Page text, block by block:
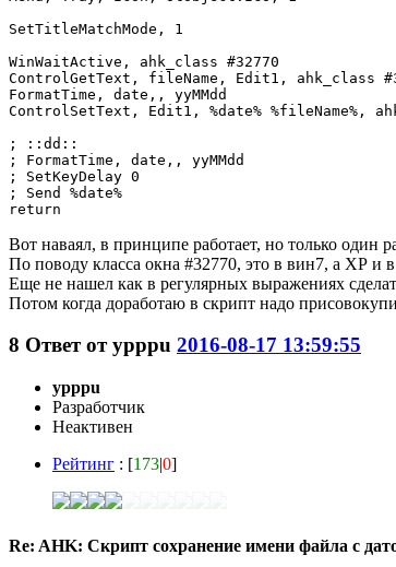
SetTitleMatchMode, 1
WinWaitActive, ahk_class #32770
ControlGetText, fileName, Edit1, ahk_class
FormatTime, date,, yyMMdd
ControlSetText, Edit1, %date% %fileName%,
; ::dd::
; FormatTime, date,, yyMMdd
; SetKeyDelay 0
; Send %date%
Вот наваял, в принципе работает, но только один
По поводу класса окна #32770, это в вин7, а ХР и
Еще не нашел как в регулярных выражениях
Потом когда доработаю в скрипт надо
8 Ответ отypppu 2016-08-17 13:59:55
ypppu
Разработчик
Неактивен
Рейтинг : [173|0]
Re: AHK: Скрипт сохранение имени файла с